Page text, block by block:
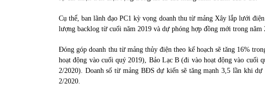
Cụ thể, ban lãnh đạo PC1 kỳ vọng doanh thu từ mảng Xây lắp lưới
lượng backlog từ cuối năm 2019 và dự phóng hợp đồng mới trong năm
Đóng góp doanh thu từ mảng thủy điện theo kế hoạch sẽ tăng 16%
hoạt động vào cuối quý 2019), Bảo Lạc B (đi vào hoạt động vào cuối
2/2020). Doanh số từ mảng BĐS dự kiến sẽ tăng mạnh 3,5 lần khi
2/2020.